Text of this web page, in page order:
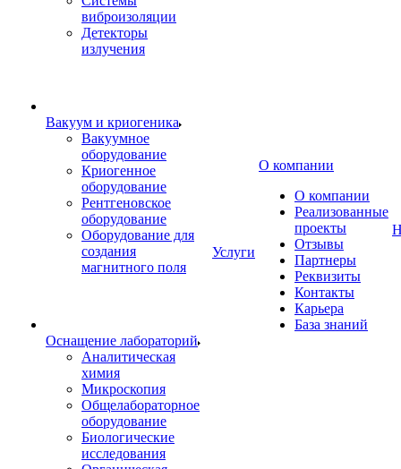
виброизоляции
Детекторы
излучения
Вакуум и криогеника
Вакуумное
оборудование
Криогенное
оборудование
Рентгеновское
оборудование
Оборудование для
создания
магнитного поля
Оснащение лабораторий
Аналитическая
химия
Микроскопия
Общелабораторное
оборудование
Биологические
исследования
Услуги
О компании
О компании
Реализованные
проекты
Отзывы
Партнеры
Реквизиты
Контакты
Карьера
База знаний